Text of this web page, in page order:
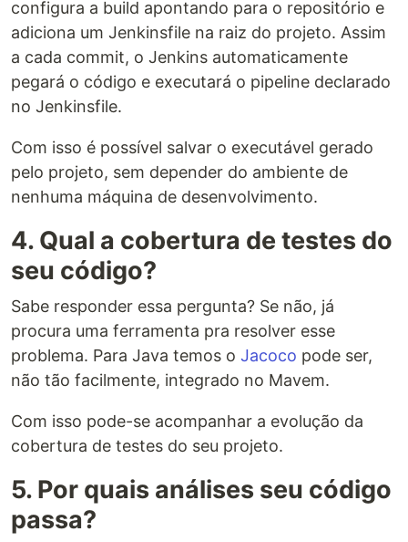
configura a build apontando para o repositório e
adiciona um Jenkinsfile na raiz do projeto. Assim
a cada commit, o Jenkins automaticamente
pegará o código e executará o pipeline declarado
no Jenkinsfile.
Com isso é possível salvar o executável gerado
pelo projeto, sem depender do ambiente de
nenhuma máquina de desenvolvimento.
4. Qual a cobertura de testes do
seu código?
Sabe responder essa pergunta? Se não, já
procura uma ferramenta pra resolver esse
problema. Para Java temos o Jacoco pode ser,
não tão facilmente, integrado no Mavem.
Com isso pode-se acompanhar a evolução da
cobertura de testes do seu projeto.
5. Por quais análises seu código
passa?